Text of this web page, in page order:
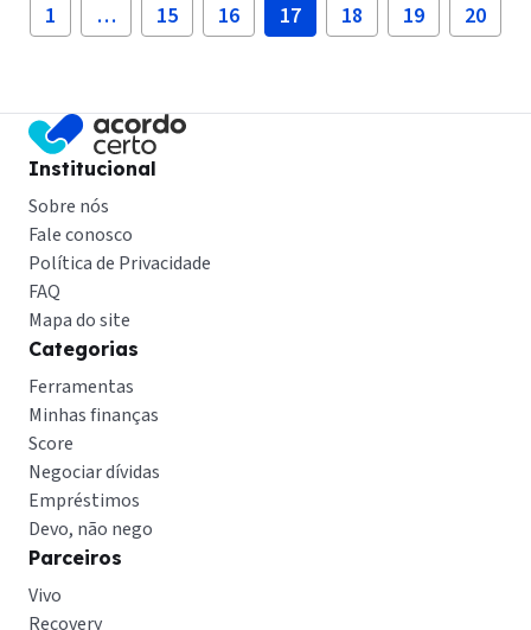
1 … 15 16 17 18 19 20
Institucional
Sobre nós
Fale conosco
Política de Privacidade
FAQ
Mapa do site
Categorias
Ferramentas
Minhas finanças
Score
Negociar dívidas
Empréstimos
Devo, não nego
Parceiros
Vivo
Recovery